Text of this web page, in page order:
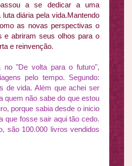
a se dedicar a uma
diária pela vida.Mantendo
as novas perspectivas o
e abriram seus olhos para o
e reinvenção.
no "De volta para o futuro",
ns pelo tempo. Segundo:
de vida. Além que achei ser
quem não sabe do que estou
porque sabia desde o inicio
que fosse sair aqui tão cedo.
são 100.000 livros vendidos